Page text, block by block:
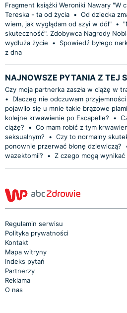
Fragment książki Weroniki Nawary "W
Tereska - ta od życia • Od dziecka
wiem, jak wyglądam od szyi w dół" •
skuteczność". Zdobywca Nagrody
wydłuża życie
•
Spowiedź byłego
z dna
NAJNOWSZE PYTANIA Z TEJ
Czy moja partnerka zaszła w ciążę w
•
Dlaczeg nie odczuwam
pojawiło się u mnie takie brązowe
kolejne krwawienie po Escapelle?
•
ciążę?
• Co mam robić z tym
seksualnym?
• Czy to normalny
ponownie przerwać błonę dziewiczą?
wazektomii?
• Z czego mogą
Regulamin serwisu
Polityka prywatności
Kontakt
Mapa witryny
Indeks pytań
Partnerzy
Reklama
O nas